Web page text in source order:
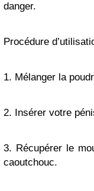
danger.
Procédure
1. Mélanger la
2. Insérer votre
3. Récupérer le
caoutchouc.